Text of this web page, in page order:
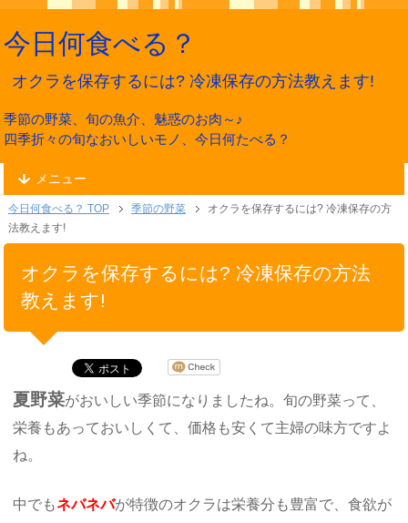
今日何食べる？
オクラを保存するには? 冷凍保存の方法教えます!
季節の野菜、旬の魚介、魅惑のお肉～♪
四季折々の旬なおいしいモノ、今日何たべる？
メニュー
今日何食べる？ TOP 季節の野菜
オクラを保存するには? 冷凍保存の方
法教えます!
オクラを保存するには? 冷凍保存の方法
教えます!
夏野菜がおいしい季節になりましたね。旬の野菜って、
栄養もあっておいしくて、価格も安くて主婦の味方ですよ
ね。
中でもネバネバが特徴のオクラは栄養分も豊富で、食欲が